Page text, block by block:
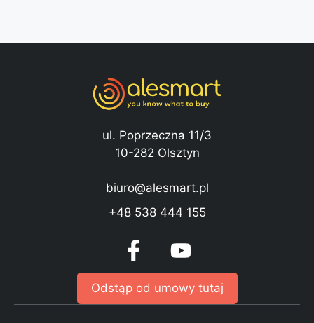
ul. Poprzeczna 11/3
10-282 Olsztyn
biuro@alesmart.pl
+48 538 444 155
Odstąp od umowy tutaj